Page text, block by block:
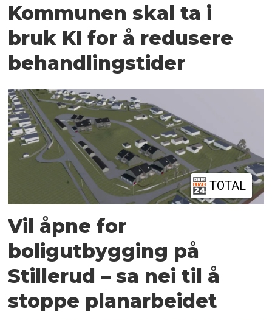
Kommunen skal ta i
bruk KI for å redusere
behandlingstider
TOTAL
Vil åpne for
boligutbygging på
Stillerud – sa nei til å
stoppe planarbeidet